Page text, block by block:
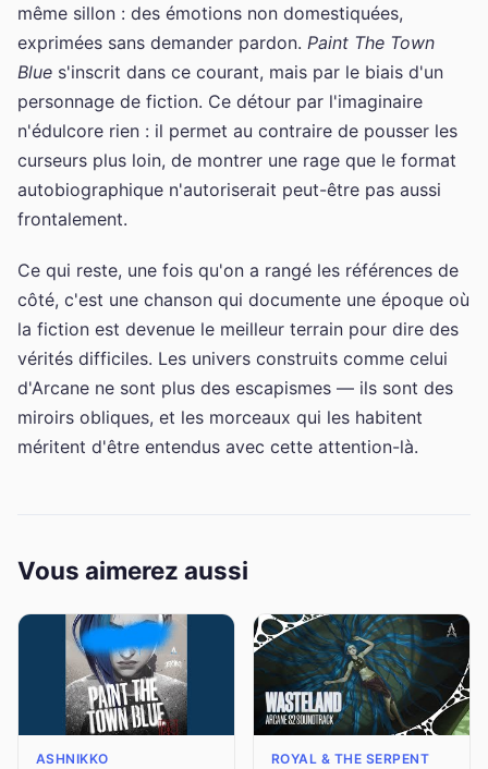
même sillon : des émotions non domestiquées,
exprimées sans demander pardon. Paint The Town
Blue s'inscrit dans ce courant, mais par le biais d'un
personnage de fiction. Ce détour par l'imaginaire
n'édulcore rien : il permet au contraire de pousser les
curseurs plus loin, de montrer une rage que le format
autobiographique n'autoriserait peut-être pas aussi
frontalement.
Ce qui reste, une fois qu'on a rangé les références de
côté, c'est une chanson qui documente une époque où
la fiction est devenue le meilleur terrain pour dire des
vérités difficiles. Les univers construits comme celui
d'Arcane ne sont plus des escapismes — ils sont des
miroirs obliques, et les morceaux qui les habitent
méritent d'être entendus avec cette attention-là.
Vous aimerez aussi
ASHNIKKO ROYAL & THE SERPENT